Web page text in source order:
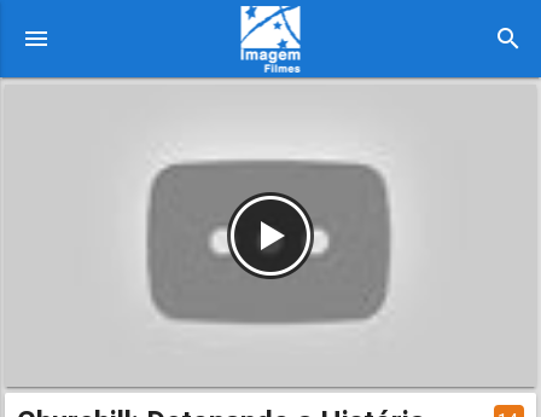
menu search